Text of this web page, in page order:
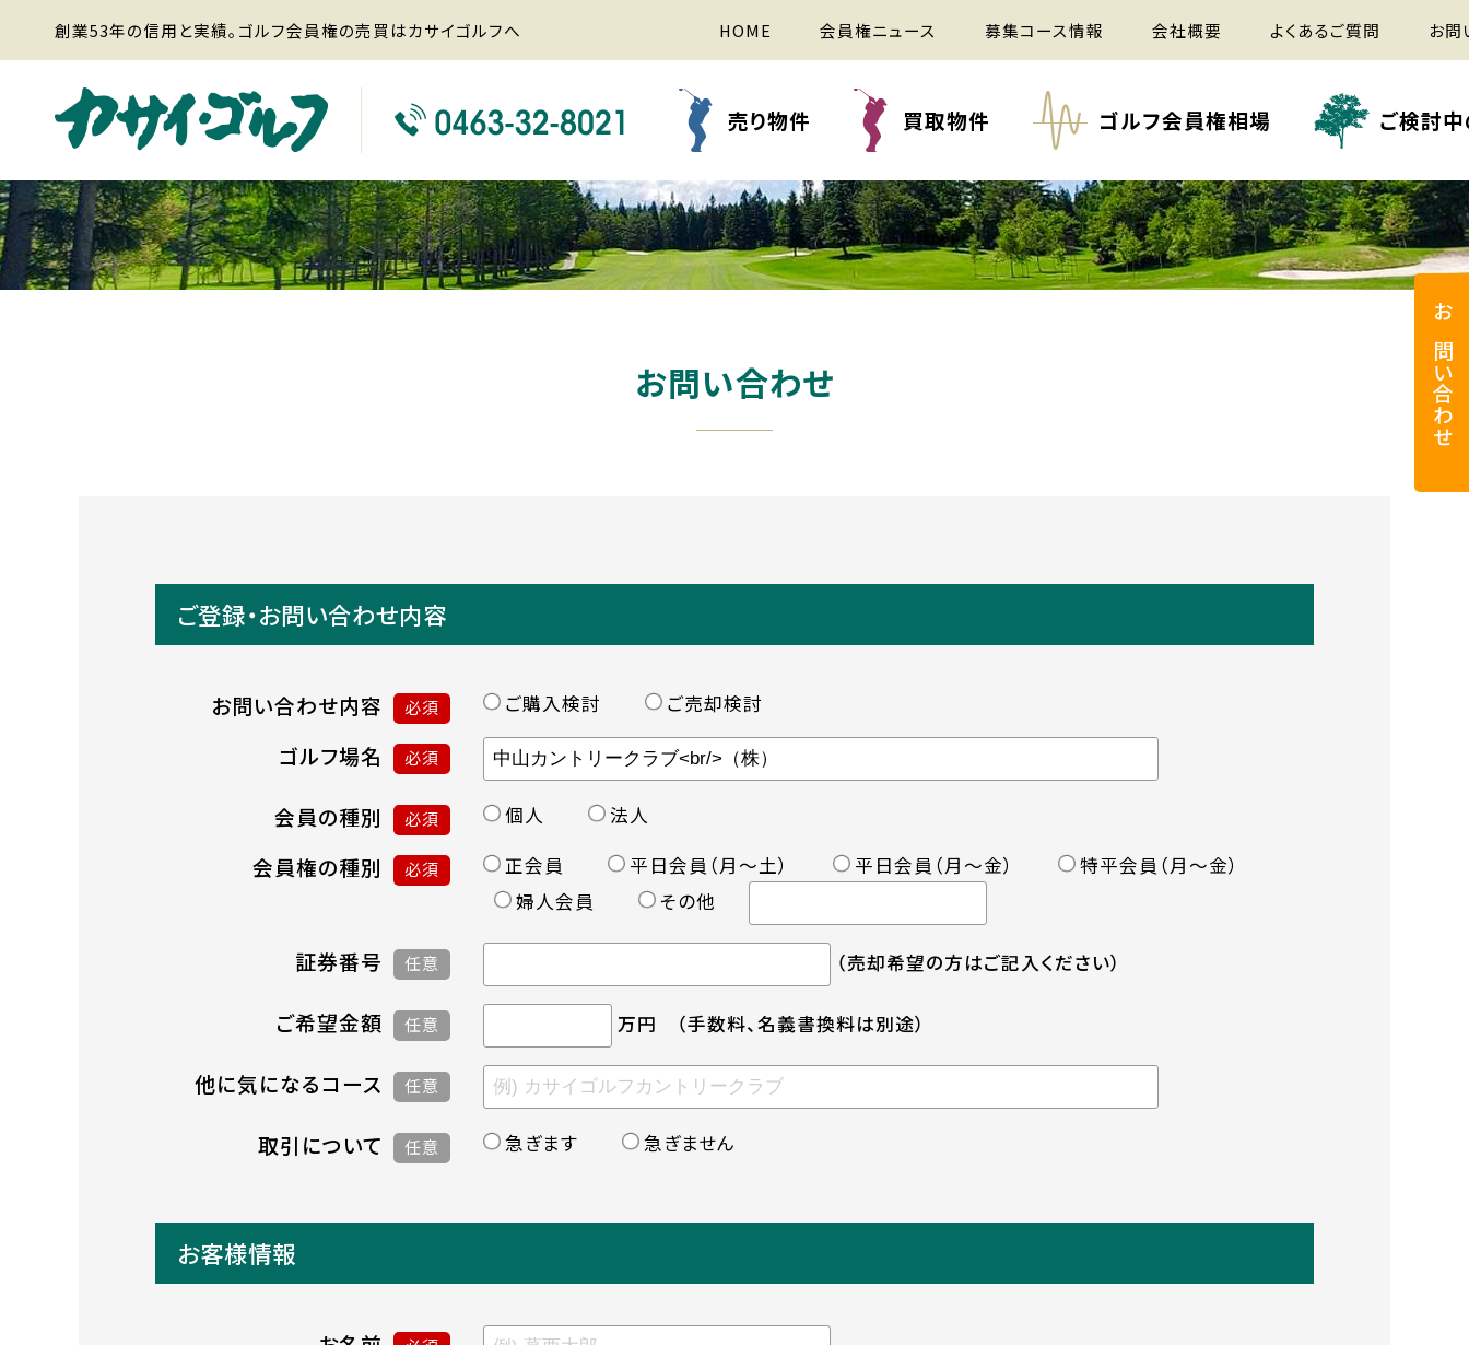
創業53年の信用と実績。ゴルフ会員権の売買はカサイゴルフへ HOME 会員権ニュース 募集コース情報 会社概要 よくあるご質問 お問
売り物件 買取物件 ゴルフ会員権相場 ご検討
お問い合わせ
ご登録・お問い合わせ内容
お問い合わせ内容 必須 ご購入検討 ご売却検討
ゴルフ場名 必須
会員の種別 必須 個人 法人
会員権の種別 必須 正会員 平日会員（月〜土） 平日会員（月〜金）
特平会員（月〜金）
婦人会員
その他
証券番号 任意 （売却希望の方はご記入ください）
ご希望金額 任意 万円 （手数料、名義書換料は別途）
他に気になるコース 任意
取引について 任意 急ぎます 急ぎません
お客様情報
お問い合わせ